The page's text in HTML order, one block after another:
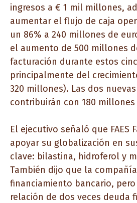
ingresos a € 1 mil millones,
aumentar el flujo de caja
un 86% a 240 millones de
el aumento de 500 millones
facturación durante estos
principalmente del
320 millones). Las dos
contribuirán con 180 millones
El ejecutivo señaló que FAES
apoyar su globalización en
clave: bilastina, hidroferol y
También dijo que la
financiamiento bancario,
relación de dos veces deuda